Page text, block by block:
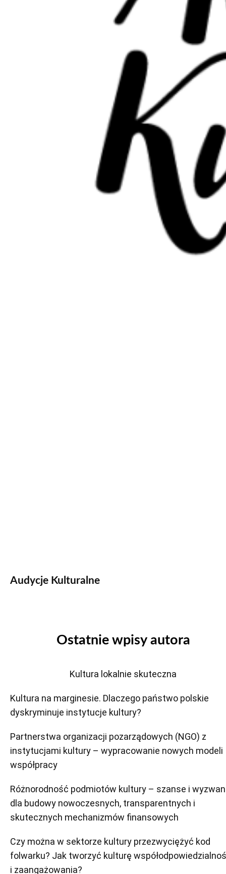
Audycje Kulturalne
Ostatnie wpisy autora
Kultura lokalnie skuteczna
Kultura na marginesie. Dlaczego państwo polskie
dyskryminuje instytucje kultury?
Partnerstwa organizacji pozarządowych (NGO) z
instytucjami kultury – wypracowanie nowych modeli
współpracy
Różnorodność podmiotów kultury – szanse i
dla budowy nowoczesnych, transparentnych i
skutecznych mechanizmów finansowych
Czy można w sektorze kultury przezwyciężyć kod
folwarku? Jak tworzyć kulturę
i zaangażowania?